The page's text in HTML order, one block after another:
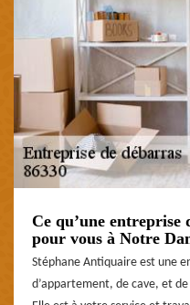
Ce qu’une
pour vous à Notre
Stéphane Antiquaire est une
d’appartement, de cave, et